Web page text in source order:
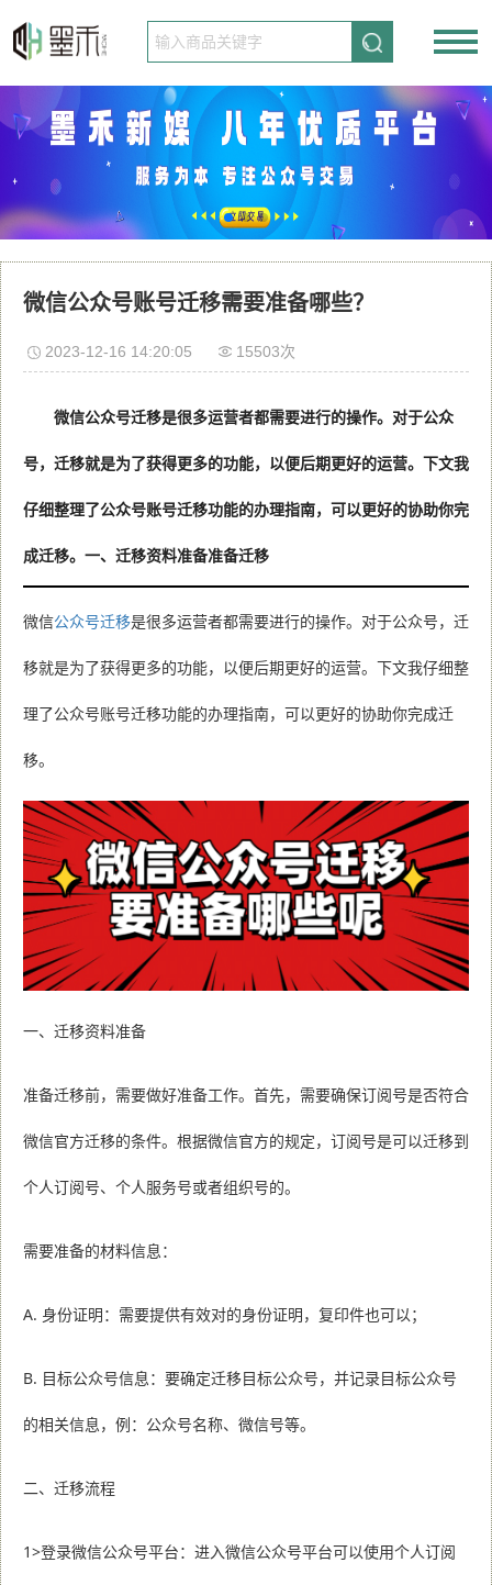
请先登录 免费注册
微信公众号账号迁移需要准备哪些？
2023-12-16 14:20:05 15503次
微信公众号迁移是很多运营者都需要进行的操作。对于公众
号，迁移就是为了获得更多的功能，以便后期更好的运营。下文我
仔细整理了公众号账号迁移功能的办理指南，可以更好的协助你完
成迁移。一、迁移资料准备准备迁移
微信公众号迁移是很多运营者都需要进行的操作。对于公众号，迁
移就是为了获得更多的功能，以便后期更好的运营。下文我仔细整
理了公众号账号迁移功能的办理指南，可以更好的协助你完成迁
移。
一、 迁移资料准备
准备迁移前，需要做好准备工作。首先，需要确保订阅号是否符合
微信官方迁移的条件。根据微信官方的规定，订阅号是可以迁移到
个人订阅号、个人服务号或者组织号的。
需要准备的材料信息：
A. 身份证明：需要提供有效对的身份证明，复印件也可以；
B. 目标公众号信息：要确定迁移目标公众号，并记录目标公众号
的相关信息，例：公众号名称、微信号等。
二、迁移流程
1>登录微信公众号平台：进入微信公众号平台可以使用个人订阅